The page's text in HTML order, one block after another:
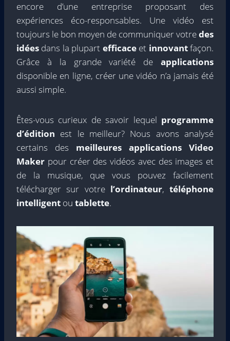
encore d’une entreprise proposant des
expériences éco-responsables. Une vidéo est
toujours le bon moyen de communiquer votredes
idées dans la plupart efficaceet innovantfaçon.
Grâce à la grande variété de applications
disponible en ligne, créer une vidéo n’a jamais été
aussi simple.
Êtes-vous curieux de savoir lequel programme
d’édition est le meilleur? Nous avons analysé
certains des meilleures applications Video
Maker pour créer des vidéos avec des images et
de la musique, que vous pouvez facilement
télécharger sur votre l’ordinateur, téléphone
intelligent ou tablette.